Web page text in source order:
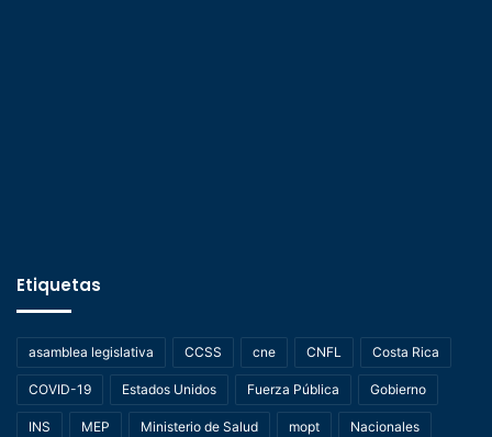
Etiquetas
asamblea legislativa CCSS cne CNFL Costa Rica
COVID-19 Estados Unidos Fuerza Pública Gobierno
INS MEP Ministerio de Salud mopt Nacionales